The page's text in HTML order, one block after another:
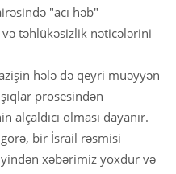
"acı həb"
və təhlükəsizlik nəticələrini
hələ də qeyri müəyyən
prosesindən
alçaldıcı olması dayanır.
görə, bir İsrail rəsmisi
xəbərimiz yoxdur və